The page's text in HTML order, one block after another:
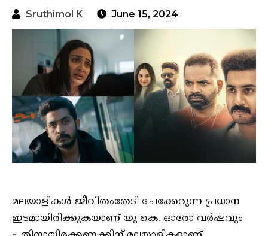
Sruthimol K June 15, 2024
മലയാളികൾ ജീവിതംതേടി ചേക്കേറുന്ന പ്രധാന
ഇടമായിരിക്കുകയാണ് യു കെ. ഓരോ വർഷവും